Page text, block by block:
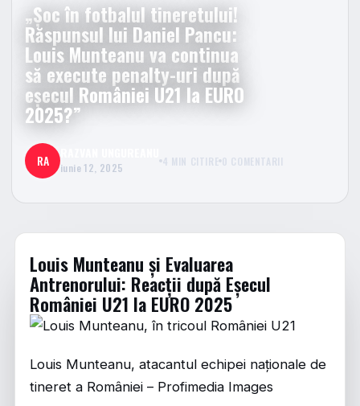
„Șoc în fotbalul tineretului!
Răspunsul lui Daniel Pancu:
Louis Munteanu va continua
să execute penalty-uri după
eșecul României U21 la EURO
2025?”
RA iunie 12, 2025 4 MIN CITIRE 0 COMENTARII
Louis Munteanu și Evaluarea
Antrenorului: Reacții după Eșecul
României U21 la EURO 2025
Louis Munteanu, atacantul echipei naționale de
tineret a României – Profimedia Images